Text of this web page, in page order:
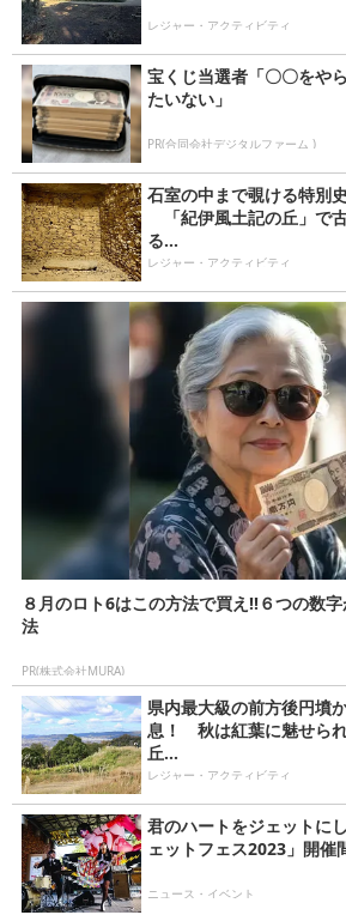
レジャー・アクティビティ
宝くじ当選者「〇〇をや
たいない」
PR(合同会社デジタルファーム )
石室の中まで覗ける特別
「紀伊風土記の丘」で
る...
レジャー・アクティビティ
８月のロト6はこの方法で買え!!６つの数
法
PR(株式会社MURA)
県内最大級の前方後円墳
息！ 秋は紅葉に魅せら
丘...
レジャー・アクティビティ
君のハートをジェットに
ェットフェス2023」開催
ニュース・イベント